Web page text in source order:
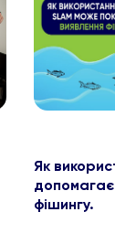
Як
допомагає
фішингу.